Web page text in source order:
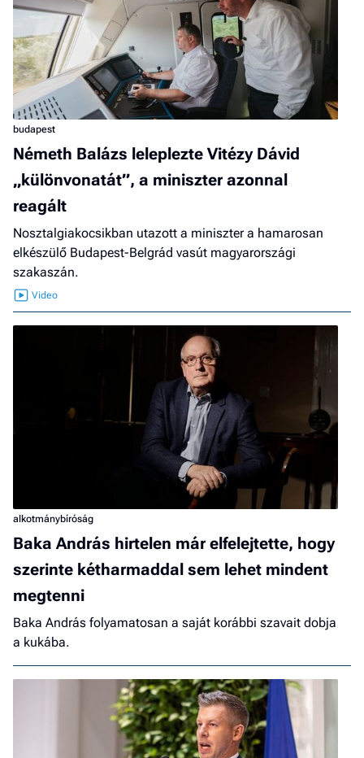
budapest
Németh Balázs leleplezte Vitézy Dávid
„különvonatát”, a miniszter azonnal
reagált
Nosztalgiakocsikban utazott a miniszter a hamarosan
elkészülő Budapest-Belgrád vasút magyarországi
szakaszán.
alkotmánybíróság
Baka András hirtelen már elfelejtette, hogy
szerinte kétharmaddal sem lehet mindent
megtenni
Baka András folyamatosan a saját korábbi szavait dobja
a kukába.